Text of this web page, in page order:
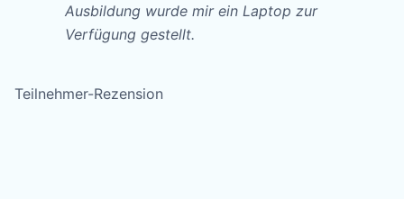
Ausbildung wurde mir ein Laptop zur
Verfügung gestellt.
Teilnehmer-Rezension